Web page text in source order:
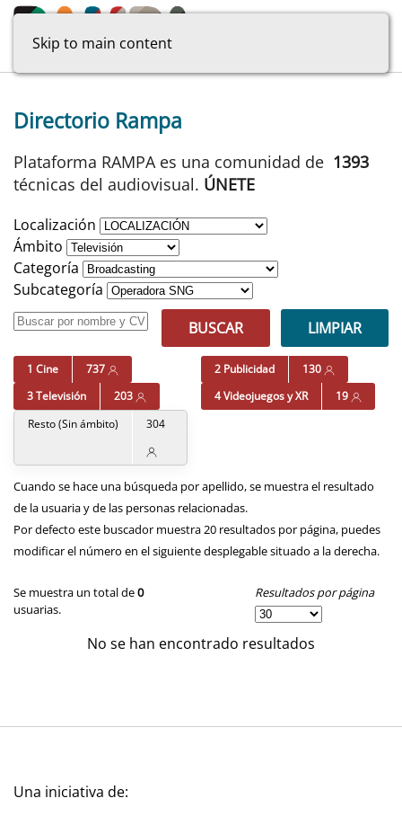
Skip to main content
Directorio Rampa
Plataforma RAMPA es una comunidad de 1393
técnicas del audiovisual. ÚNETE
Localización
Ámbito
Categoría
Subcategoría
BUSCAR
LIMPIAR
1 Cine 737 2 Publicidad
130
3 Televisión
203 4 Videojuegos y XR
19
Resto (Sin ámbito)
304
Cuando se hace una búsqueda por apellido, se muestra el resultado
de la usuaria y de las personas relacionadas.
Por defecto este buscador muestra 20 resultados por página, puedes
modificar el número en el siguiente desplegable situado a la derecha.
Se muestra un total de0
usuarias.
Resultados por página
No se han encontrado resultados
Una iniciativa de: